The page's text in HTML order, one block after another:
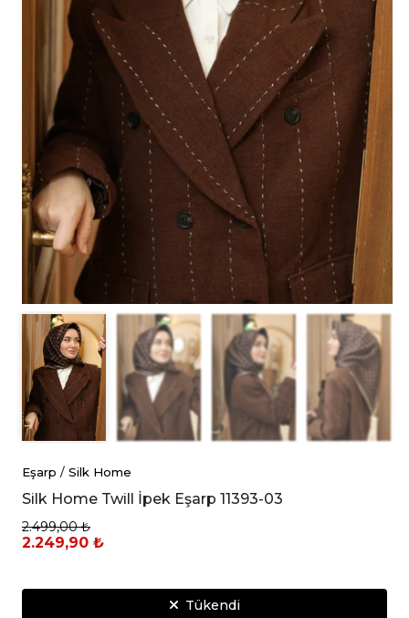
Eşarp / Silk Home
Silk Home Twill İpek Eşarp 11393-03
2.499,00 ₺
2.249,90 ₺
Tükendi